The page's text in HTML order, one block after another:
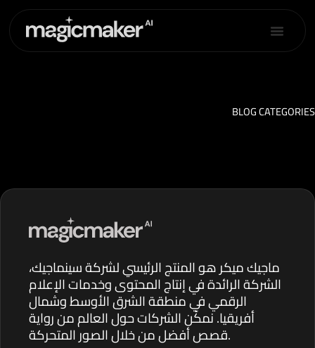
تخطي
إلى
المحتوى
BLOG CATEGORIES
ماجيك ميكر هو المنتج الرئيسي لشركة سينماجيك،
الشركة الرائدة في إنتاج المحتوى وخدمات الإعلام
الرقمي في منطقة الشرق الأوسط وشمال
أفريقيا. نمكّن الشركات حول العالم من رواية
قصص أفضل من خلال الصور المتحركة.